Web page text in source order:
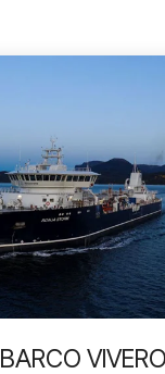
BARCO VIVERO